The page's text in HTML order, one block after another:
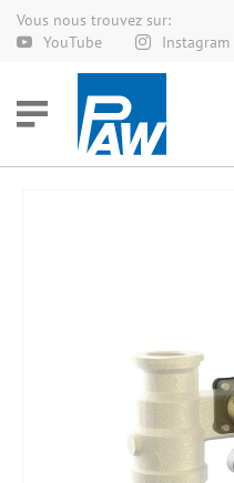
Vous nous trouvez sur:
YouTube
Instagram
Allez